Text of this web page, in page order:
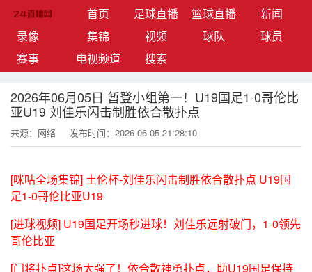
首页(current)足球直播 篮球直播
新闻
录像
集锦 视频 球队
球员
赛事
电视频道 搜索
2026年06月05日 暂登小组第一！U19国足1-0哥伦比
亚U19 刘佳乐闪击制胜依合散扑点
来源：网络 发布时间：2026-06-05 21:28:10
[咪咕全场集锦] 土伦杯-刘佳乐闪击制胜依合散扑点 U19国
足1-0哥伦比亚U19
[进球视频] U19国足开场秒进球！刘佳乐远射破门，1-0领先
哥伦比亚
[门将扑点]这场太强了️！依合散神勇扑点，助U19国足保持